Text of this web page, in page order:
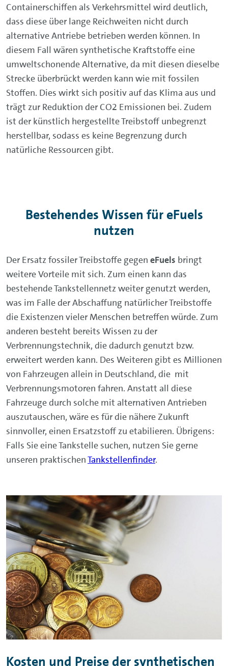
Containerschiffen als Verkehrsmittel wird deutlich,
dass diese über lange Reichweiten nicht durch
alternative Antriebe betrieben werden können. In
diesem Fall wären synthetische Kraftstoffe eine
umweltschonende Alternative, da mit diesen dieselbe
Strecke überbrückt werden kann wie mit fossilen
Stoffen. Dies wirkt sich positiv auf das Klima aus und
trägt zur Reduktion der CO2 Emissionen bei. Zudem
ist der künstlich hergestellte Treibstoff unbegrenzt
herstellbar, sodass es keine Begrenzung durch
natürliche Ressourcen gibt.
Bestehendes Wissen für eFuels
nutzen
Der Ersatz fossiler Treibstoffe gegen eFuels bringt
weitere Vorteile mit sich. Zum einen kann das
bestehende Tankstellennetz weiter genutzt werden,
was im Falle der Abschaffung natürlicher Treibstoffe
die Existenzen vieler Menschen betreffen würde. Zum
anderen besteht bereits Wissen zu der
Verbrennungstechnik, die dadurch genutzt bzw.
erweitert werden kann. Des Weiteren gibt es Millionen
von Fahrzeugen allein in Deutschland, die mit
Verbrennungsmotoren fahren. Anstatt all diese
Fahrzeuge durch solche mit alternativen Antrieben
auszutauschen, wäre es für die nähere Zukunft
sinnvoller, einen Ersatzstoff zu etabilieren. Übrigens:
Falls Sie eine Tankstelle suchen, nutzen Sie gerne
unseren praktischenTankstellenfinder.
Kosten und Preise der synthetischen